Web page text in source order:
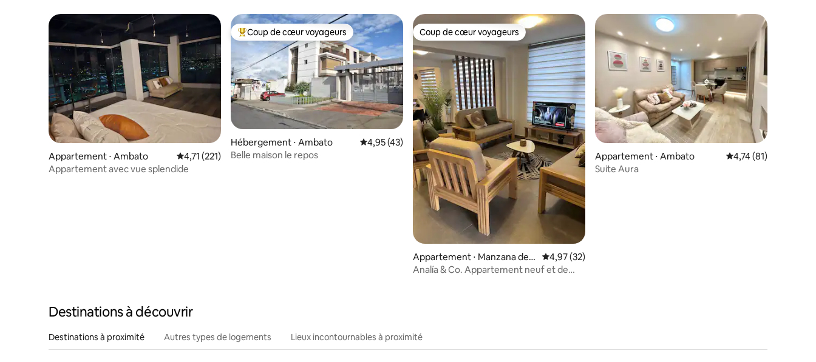
Appartement ⋅ Ambato Évaluation moyenne sur la base de 221 commentaires : 4,71 sur 5
4,71 (221)
Appartement avec vue splendide
Coups de cœur voyageurs les plus appréciés
Coup de cœur voyageurs
Hébergement ⋅ Ambato Évaluation moyenne sur la base de 43 commentaires : 4,95 sur 5
4,95 (43)
Belle maison le repos
Coup de cœur voyageurs
Coup de cœur voyageurs
Appartement ⋅ Manzana de
Oro
Évaluation moyenne sur la base de 32 commentaires : 4,97 sur 5
4,97 (32)
Analía & Co. Appartement neuf et de
Appartement ⋅ Ambato Évaluation moyenne
4,74 (81)
Suite Aura
Destinations à découvrir
Destinations à proximité Autres types de logements Lieux incontournables à proximité